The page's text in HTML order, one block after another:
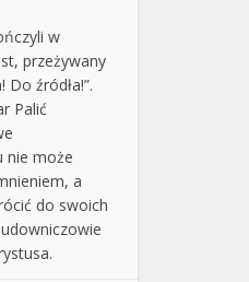
w
przeżywany
źródła!”.
Palić
nie może
a
do swoich